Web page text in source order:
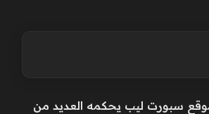
سبورت ليب يحكمه العديد من